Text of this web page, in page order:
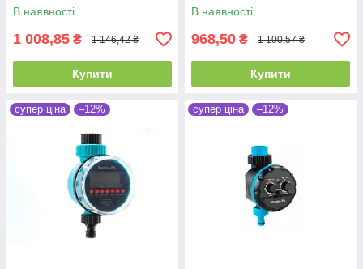
В наявності
1 008,85 ₴ 1 146,42 ₴
Купити
В наявності
968,50 ₴ 1 100,57 ₴
Купити
супер ціна –12% супер ціна –12%